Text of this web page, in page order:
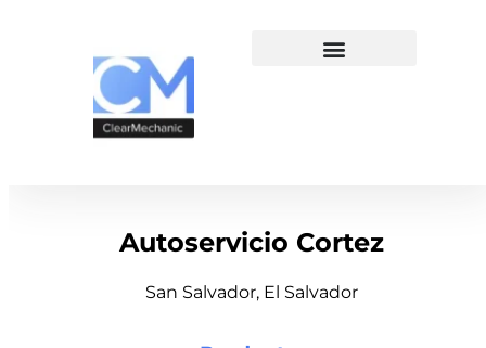
Autoservicio Cortez
San Salvador, El Salvador